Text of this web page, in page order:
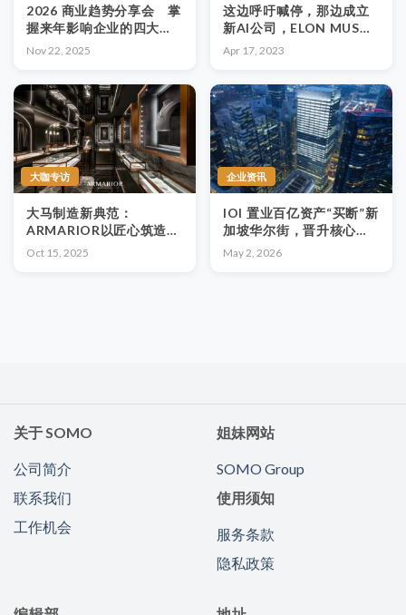
2026 商业趋势分享会 掌
握来年影响企业的四大趋
势
Nov 22, 2025
这边呼吁喊停，那边成立
新AI公司，ELON MUSK
人工智能雄心不言而喻？
Apr 17, 2023
大咖专访
大马制造新典范：
ARMARIOR以匠心筑造高
端定制
Oct 15, 2025
企业资讯
IOI 置业百亿资产“买断”新
加坡华尔街，晋升核心区
第三大地主！
May 2, 2026
关于 SOMO
公司简介
联系我们
工作机会
姐妹网站
SOMO Group
使用须知
服务条款
隐私政策